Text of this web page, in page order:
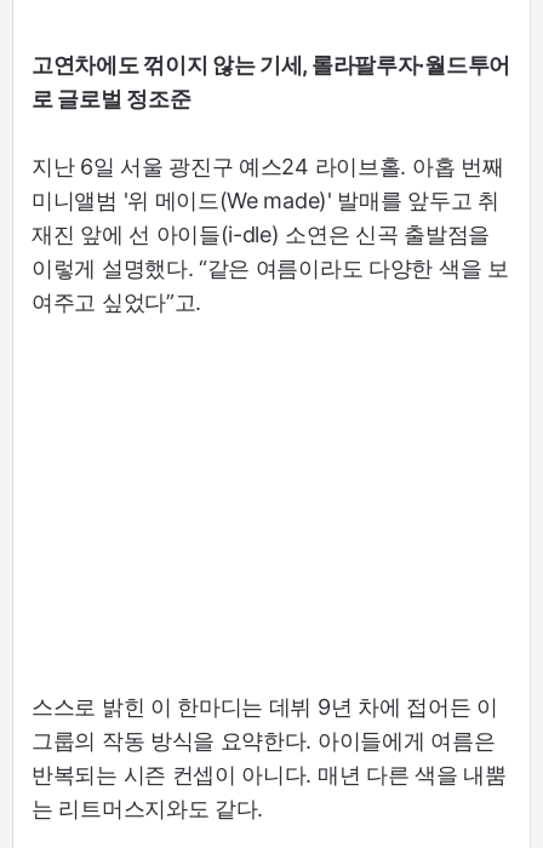
고연차에도 꺾이지 않는 기세, 롤라팔루자·월드투어
로 글로벌 정조준
지난 6일 서울 광진구 예스24 라이브홀. 아홉 번째
미니앨범 '위 메이드(We made)' 발매를 앞두고 취
재진 앞에 선 아이들(i-dle) 소연은 신곡 출발점을
이렇게 설명했다. “같은 여름이라도 다양한 색을 보
여주고 싶었다”고.
스스로 밝힌 이 한마디는 데뷔 9년 차에 접어든 이
그룹의 작동 방식을 요약한다. 아이들에게 여름은
반복되는 시즌 컨셉이 아니다. 매년 다른 색을 내뿜
는 리트머스지와도 같다.